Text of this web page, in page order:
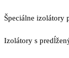
Špeciálne izolátory
Izolátory s